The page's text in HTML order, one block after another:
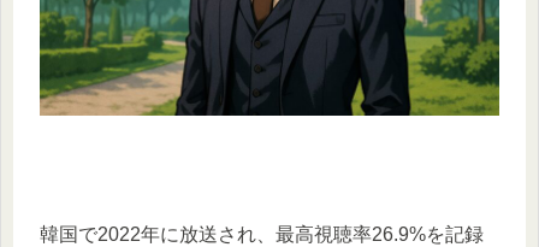
韓国で2022年に放送され、最高視聴率26.9%を記録